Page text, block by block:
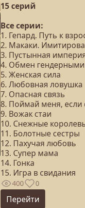
15 серий
Все серии:
1. Гепард. Путь к
2. Макаки.
3. Пустынная
4. Обмен
5. Женская сила
6. Любовная ловушка
7. Опасная связь
8. Поймай меня,
9. Вожак стаи
10. Снежные
11. Болотные сестры
12. Пахучая любовь
13. Супер мама
14. Гонка
15. Игра в свидания
400 0
Перейти